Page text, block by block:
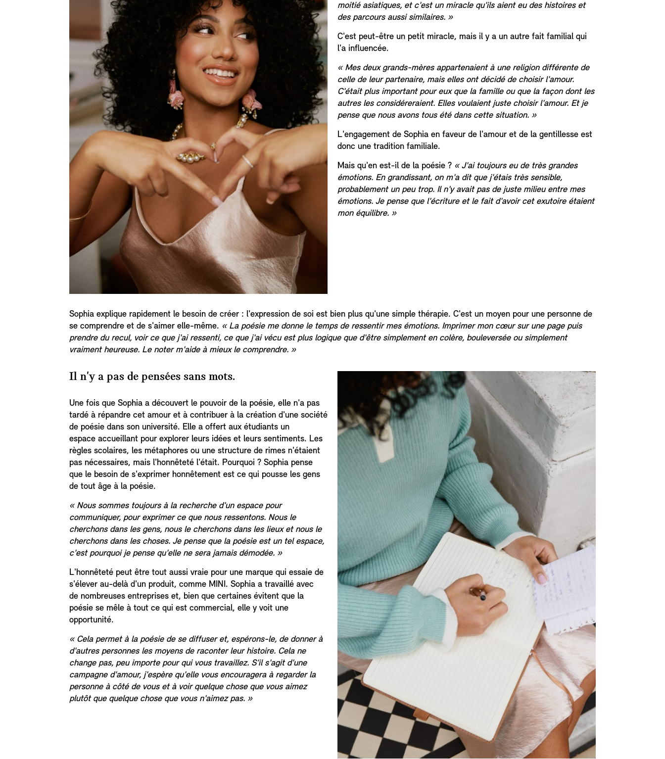
moitié asiatiques, et c'est un miracle qu'ils aient eu des histoires et
des parcours aussi similaires. »
C'est peut-être un petit miracle, mais il y a un autre fait familial qui
l'a influencée.
« Mes deux grands-mères appartenaient à une religion différente de
celle de leur partenaire, mais elles ont décidé de choisir l'amour.
C'était plus important pour eux que la famille ou que la façon dont les
autres les considéreraient. Elles voulaient juste choisir l'amour. Et je
pense que nous avons tous été dans cette situation. »
L'engagement de Sophia en faveur de l'amour et de la gentillesse est
donc une tradition familiale.
Mais qu'en est-il de la poésie ? « J'ai toujours eu de très grandes
émotions. En grandissant, on m'a dit que j'étais très sensible,
probablement un peu trop. Il n'y avait pas de juste milieu entre mes
émotions. Je pense que l'écriture et le fait d'avoir cet exutoire étaient
mon équilibre. »
Sophia explique rapidement le besoin de créer : l'expression de soi est bien plus qu'une simple thérapie. C'est un moyen pour une personne de
se comprendre et de s'aimer elle-même. « La poésie me donne le temps de ressentir mes émotions. Imprimer mon cœur sur une page puis
prendre du recul, voir ce que j'ai ressenti, ce que j'ai vécu est plus logique que d'être simplement en colère, bouleversée ou simplement
vraiment heureuse. Le noter m'aide à mieux le comprendre. »
Il n'y a pas de pensées sans mots.
Une fois que Sophia a découvert le pouvoir de la poésie, elle n'a pas
tardé à répandre cet amour et à contribuer à la création d'une société
de poésie dans son université. Elle a offert aux étudiants un
espace accueillant pour explorer leurs idées et leurs sentiments. Les
règles scolaires, les métaphores ou une structure de rimes n'étaient
pas nécessaires, mais l'honnêteté l'était. Pourquoi ? Sophia pense
que le besoin de s'exprimer honnêtement est ce qui pousse les gens
de tout âge à la poésie.
« Nous sommes toujours à la recherche d'un espace pour
communiquer, pour exprimer ce que nous ressentons. Nous le
cherchons dans les gens, nous le cherchons dans les lieux et nous le
cherchons dans les choses. Je pense que la poésie est un tel espace,
c'est pourquoi je pense qu'elle ne sera jamais démodée. »
L'honnêteté peut être tout aussi vraie pour une marque qui essaie de
s'élever au-delà d'un produit, comme MINI. Sophia a travaillé avec
de nombreuses entreprises et, bien que certaines évitent que la
poésie se mêle à tout ce qui est commercial, elle y voit une
opportunité.
« Cela permet à la poésie de se diffuser et, espérons-le, de donner à
d'autres personnes les moyens de raconter leur histoire. Cela ne
change pas, peu importe pour qui vous travaillez. S'il s'agit d'une
campagne d'amour, j'espère qu'elle vous encouragera à regarder la
personne à côté de vous et à voir quelque chose que vous aimez
plutôt que quelque chose que vous n'aimez pas. »